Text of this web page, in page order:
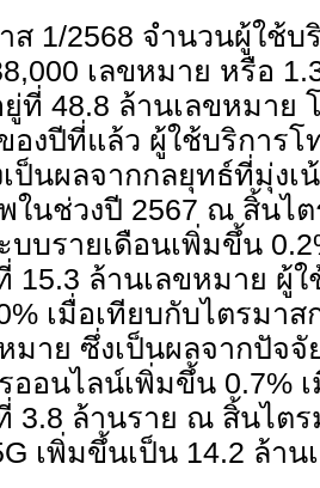
ส 1/2568 จำนวนผู้ใช้บ
เลขหมาย หรือ
ที่ 48.8 ล้านเลขหมาย
องปีที่แล้ว ผู้ใช้บริการ
ป็นผลจากกลยุทธ์ที่มุ่งเ
นช่วงปี 2567 ณ สิ้นไ
บบรายเดือนเพิ่มขึ้น
15.3 ล้านเลขหมาย ผู้ใ
เมื่อเทียบกับไตรมา
มาย ซึ่งเป็นผลจากปัจ
ออนไลน์เพิ่มขึ้น 0.7%
3.8 ล้านราย ณ สิ้นไต
เพิ่มขึ้นเป็น 14.2 ล้าน